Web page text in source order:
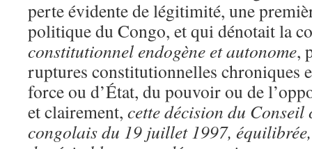
perte évidente de légitimité, une
politique du Congo, et qui dénotait la
constitutionnel endogène et autonome,
ruptures constitutionnelles chroniques
force ou d’État, du pouvoir ou de
et clairement, cettedécision du Conseil
congolaisdu 19 juillet1997,